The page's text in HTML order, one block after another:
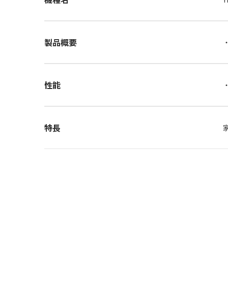
製品概要
性能
特長